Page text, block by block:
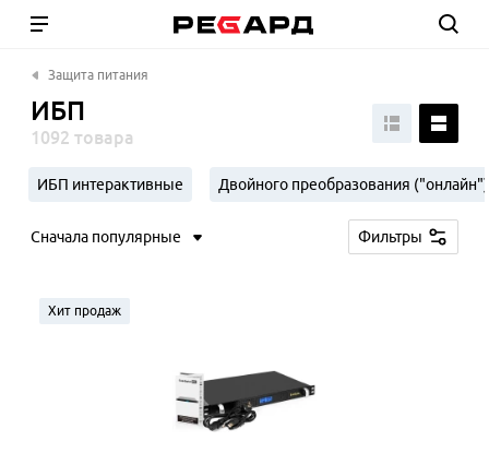
Защита питания
ИБП
1092 товара
ИБП интерактивные Двойного преобразования ("онлайн")
Сначала популярные Фильтры
Хит продаж